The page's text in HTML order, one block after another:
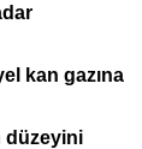
kan gazına